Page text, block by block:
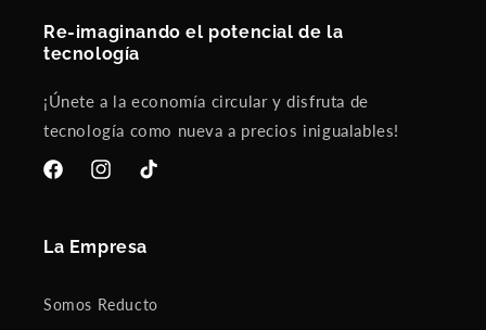
Re-imaginando el potencial de la
tecnología
¡Únete a la economía circular y disfruta de
tecnología como nueva a precios inigualables!
FacebookInstagramTikTok
La Empresa
Somos Reducto